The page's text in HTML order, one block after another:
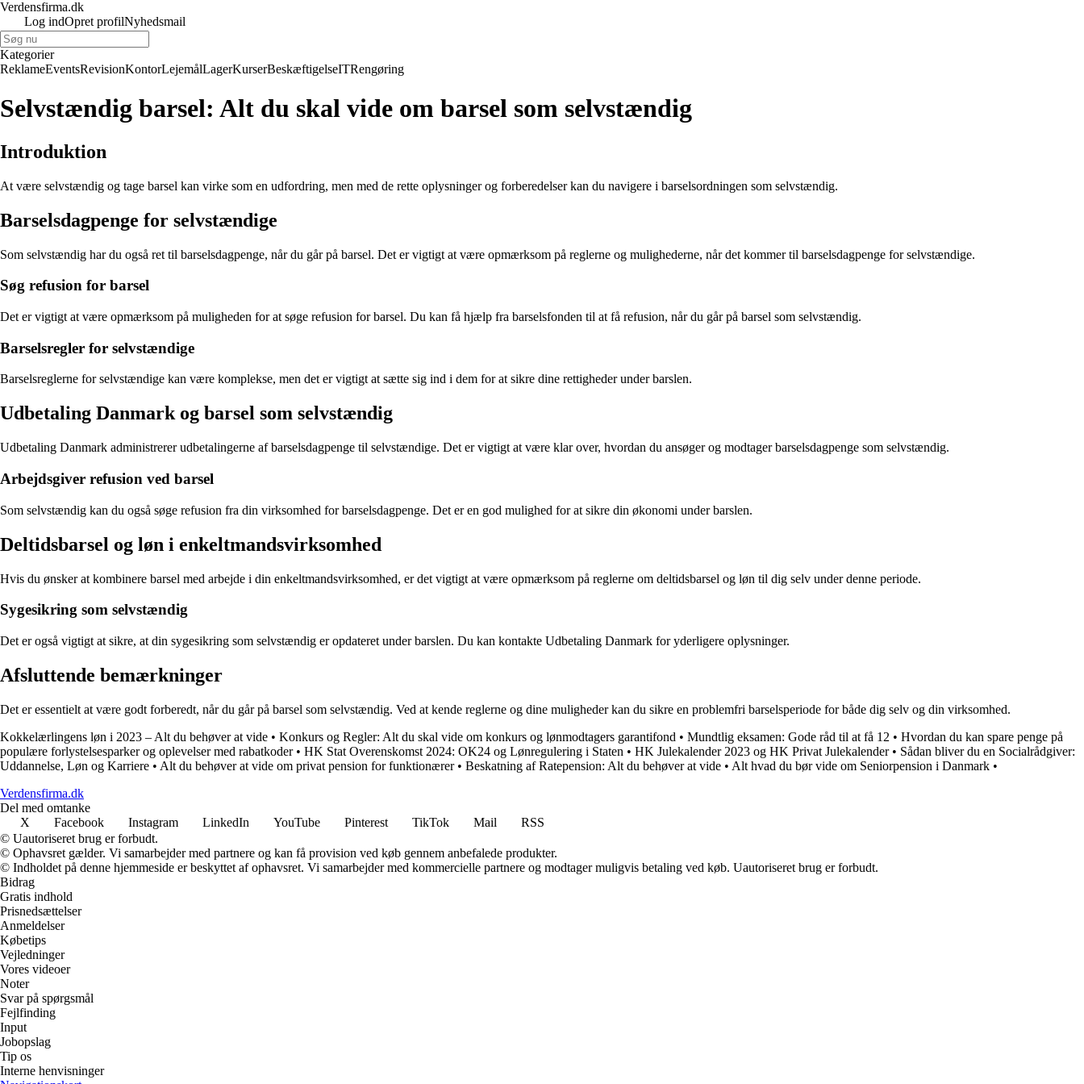
Verdensfirma.dk
Log indOpret profilNyhedsmail
Kategorier
ReklameEventsRevisionKontorLejemålLagerKurserBeskæftigelseITRengøring
Selvstændig barsel: Alt du skal vide om barsel som selvstændig
Introduktion
At være selvstændig og tage barsel kan virke som en udfordring, men med de rette oplysninger og forberedelser kan du navigere i barselsordningen som selvstændig.
Barselsdagpenge for selvstændige
Som selvstændig har du også ret til barselsdagpenge, når du går på barsel. Det er vigtigt at være opmærksom på reglerne og mulighederne, når det kommer til barselsdagpenge for selvstændige.
Søg refusion for barsel
Det er vigtigt at være opmærksom på muligheden for at søge refusion for barsel. Du kan få hjælp fra barselsfonden til at få refusion, når du går på barsel som selvstændig.
Barselsregler for selvstændige
Barselsreglerne for selvstændige kan være komplekse, men det er vigtigt at sætte sig ind i dem for at sikre dine rettigheder under barslen.
Udbetaling Danmark og barsel som selvstændig
Udbetaling Danmark administrerer udbetalingerne af barselsdagpenge til selvstændige. Det er vigtigt at være klar over, hvordan du ansøger og modtager barselsdagpenge som selvstændig.
Arbejdsgiver refusion ved barsel
Som selvstændig kan du også søge refusion fra din virksomhed for barselsdagpenge. Det er en god mulighed for at sikre din økonomi under barslen.
Deltidsbarsel og løn i enkeltmandsvirksomhed
Hvis du ønsker at kombinere barsel med arbejde i din enkeltmandsvirksomhed, er det vigtigt at være opmærksom på reglerne om deltidsbarsel og løn til dig selv under denne periode.
Sygesikring som selvstændig
Det er også vigtigt at sikre, at din sygesikring som selvstændig er opdateret under barslen. Du kan kontakte Udbetaling Danmark for yderligere oplysninger.
Afsluttende bemærkninger
Det er essentielt at være godt forberedt, når du går på barsel som selvstændig. Ved at kende reglerne og dine muligheder kan du sikre en problemfri barselsperiode for både dig selv og din virksomhed.
Kokkelærlingens løn i 2023 – Alt du behøver at vide • Konkurs og Regler: Alt du skal vide om konkurs og lønmodtagers garantifond • Mundtlig eksamen: Gode råd til at få 12 • Hvordan du kan spare penge på
populære forlystelsesparker og oplevelser med rabatkoder• HK Stat Overenskomst 2024: OK24 og Lønregulering i Staten • HK Julekalender 2023 og HK Privat Julekalender• Sådan bliver du en Socialrådgiver:
Uddannelse, Løn og Karriere • Alt du behøver at vide om privat pension for funktionærer• Beskatning af Ratepension: Alt du behøver at vide • Alt hvad du bør vide om Seniorpension i Danmark •
Verdensfirma.dk
Del med omtanke
X
Facebook Instagram LinkedIn YouTube Pinterest TikTok Mail
RSS
© Uautoriseret brug er forbudt.
© Ophavsret gælder. Vi samarbejder med partnere og kan få provision ved køb gennem anbefalede produkter.
© Indholdet på denne hjemmeside er beskyttet af ophavsret. Vi samarbejder med kommercielle partnere og modtager muligvis betaling ved køb. Uautoriseret brug er forbudt.
Bidrag
Gratis indhold
Prisnedsættelser
Anmeldelser
Købetips
Vejledninger
Vores videoer
Noter
Svar på spørgsmål
Fejlfinding
Input
Jobopslag
Tip os
Interne henvisninger